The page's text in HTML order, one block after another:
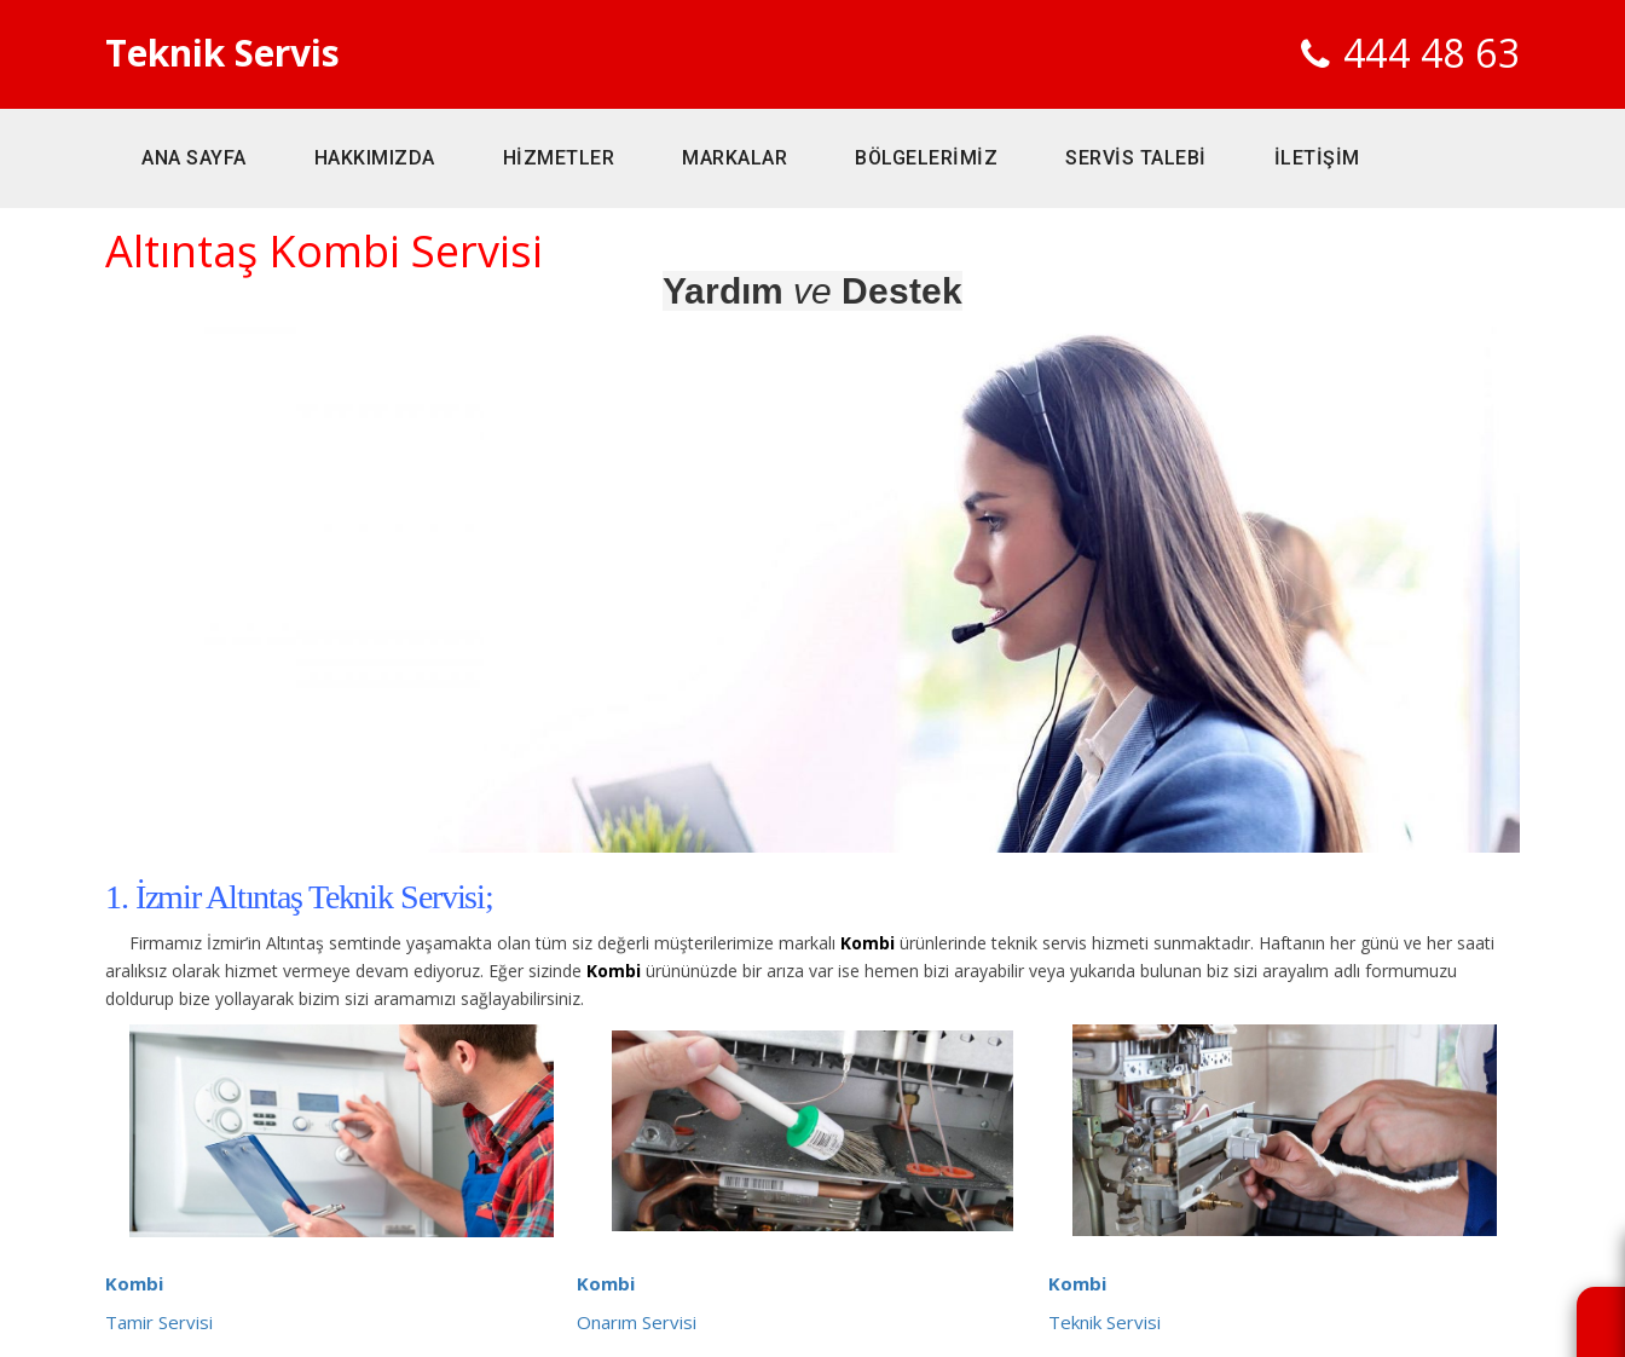
Teknik Servis 444 48 63
ANA SAYFA HAKKIMIZDA HİZMETLER MARKALAR BÖLGELERİMİZ SERVİS TALEBİ İLETİŞİM
Altıntaş Kombi Servisi
Yardım ve Destek
1. İzmir Altıntaş Teknik Servisi;
Firmamız İzmir’in Altıntaş semtinde yaşamakta olan tüm siz değerli müşterilerimize markalı Kombi ürünlerinde teknik servis hizmeti sunmaktadır. Haftanın her günü ve her saati
aralıksız olarak hizmet vermeye devam ediyoruz. Eğer sizinde Kombi ürününüzde bir arıza var ise hemen bizi arayabilir veya yukarıda bulunan biz sizi arayalım adlı formumuzu
doldurup bize yollayarak bizim sizi aramamızı sağlayabilirsiniz.
Kombi
Tamir Servisi
Kombi
Onarım Servisi
Kombi
Teknik Servisi